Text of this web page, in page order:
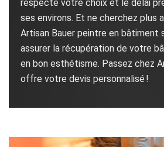
respecte votre choix et le délai
ses environs. Et ne cherchez plus
Artisan Bauer peintre en bâtiment
assurer la récupération de votre
en bon esthétisme. Passez chez
offre votre devis personnalisé !